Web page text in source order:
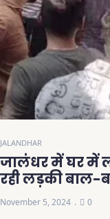
JALANDHAR
जालंधर में घर में
रही लड़की बाल-
November 5, 2024 0